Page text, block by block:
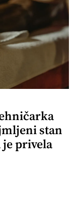
stan
je privela